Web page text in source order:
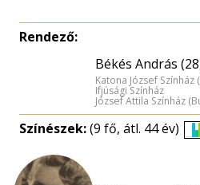
Rendező:
Békés András
Katona József Színház
Ifjúsági Színház
József Attila Színház
Színészek:(9 fő, átl. 44 év)